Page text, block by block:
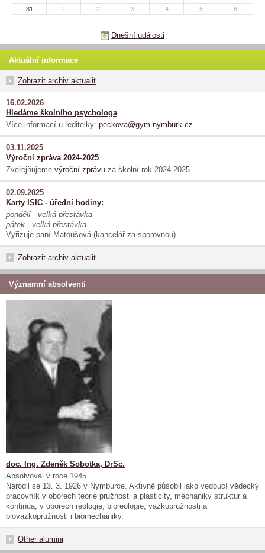
31
1 2 3 4 5 6
Dnešní události
Aktuální informace
Zobrazit archiv aktualit
16.02.2026
Hledáme školního psychologa
Více informací u ředitelky: peckova@gym-nymburk.cz
03.11.2025
Výroční zpráva 2024-2025
Zveřejňujeme výroční zprávu za školní rok 2024-2025.
02.09.2025
Karty ISIC - úřední hodiny:
pondělí - velká přestávka
pátek - velká přestávka
Vyřizuje paní Matoušová (kancelář za sborovnou).
Zobrazit archiv aktualit
Významní absolventi
doc. Ing. Zdeněk Sobotka, DrSc.
Absolvoval v roce 1945.
Narodil se 13. 3. 1926 v Nymburce. Aktivně působil jako vedoucí vědecký
pracovník v oborech teorie pružnosti a plasticity, mechaniky struktur a
kontinua, v oborech reologie, bioreologie, vazkopružnosti a
biovazkopružnosti i biomechaniky.
Other alumini